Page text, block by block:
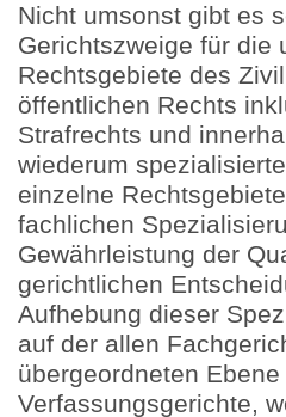
Nicht umsonst gibt es
Gerichtszweige für die
Rechtsgebiete des
öffentlichen Rechts
Strafrechts und
wiederum
einzelne
fachlichen
Gewährleistung der
gerichtlichen
Aufhebung dieser
auf der allen
übergeordneten Ebene
Verfassungsgerichte,